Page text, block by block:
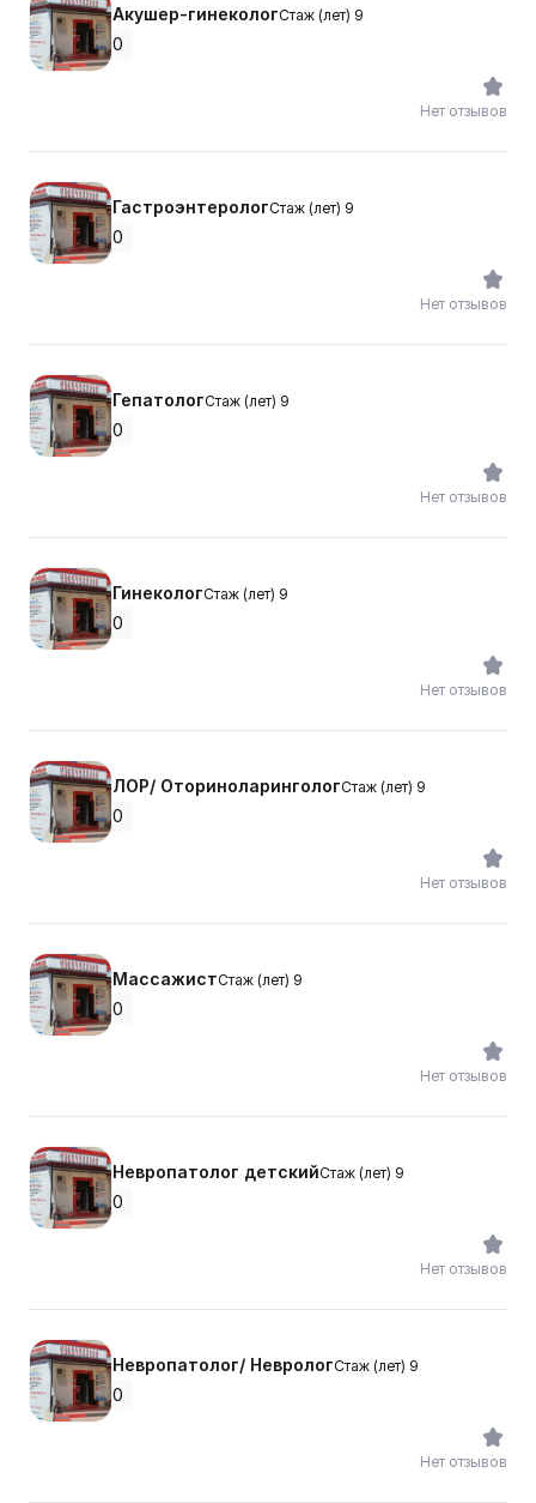
Акушер-гинекологСтаж (лет) 9
0
Нет отзывов
ГастроэнтерологСтаж (лет) 9
0
Нет отзывов
ГепатологСтаж (лет) 9
0
Нет отзывов
ГинекологСтаж (лет) 9
0
Нет отзывов
ЛОР/ ОториноларингологСтаж (лет) 9
0
Нет отзывов
МассажистСтаж (лет) 9
0
Нет отзывов
Невропатолог детскийСтаж (лет) 9
0
Нет отзывов
Невропатолог/ НеврологСтаж (лет) 9
0
Нет отзывов